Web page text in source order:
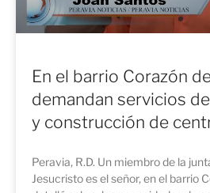
En el barrio Corazón
demandan servicios
y construcción de
Peravia, R.D. Un miembro de la
Jesucristo es el señor, en el barrio